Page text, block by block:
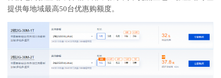
提供每地域最高50台优惠购额度。